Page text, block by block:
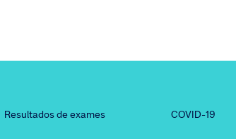
Resultados de exames COVID-19